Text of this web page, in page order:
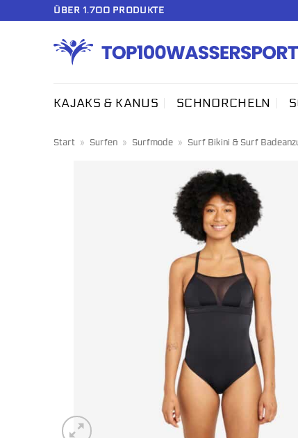
ÜBER 1.700 PRODUKTE
KAJAKS & KANUS SCHNORCHELN
Start » Surfen » Surfmode » Surf Bikini & Surf